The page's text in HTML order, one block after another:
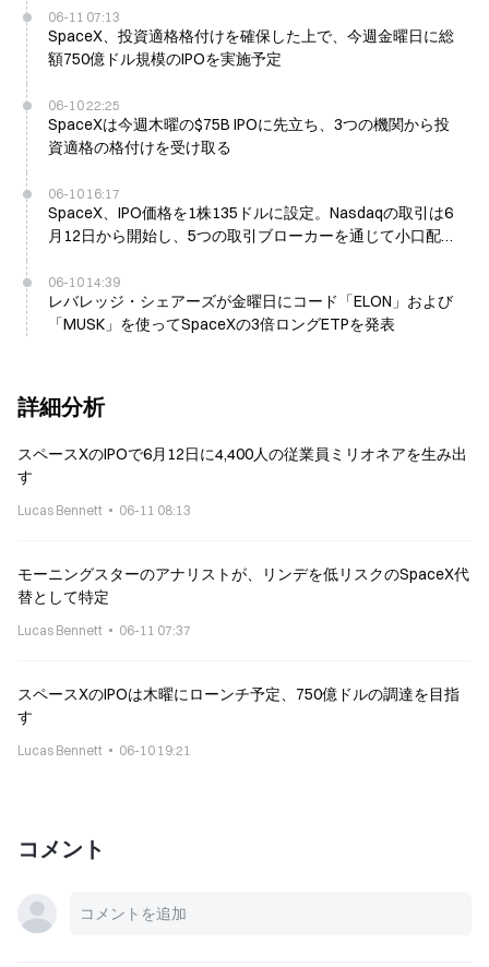
06-11 07:13
SpaceX、投資適格格付けを確保した上で、今週金曜日に総
額750億ドル規模のIPOを実施予定
06-10 22:25
SpaceXは今週木曜の$75B IPOに先立ち、3つの機関から投
資適格の格付けを受け取る
06-10 16:17
SpaceX、IPO価格を1株135ドルに設定。Nasdaqの取引は6
月12日から開始し、5つの取引ブローカーを通じて小口配分
06-10 14:39
レバレッジ・シェアーズが金曜日にコード「ELON」および
「MUSK」を使ってSpaceXの3倍ロングETPを発表
詳細分析
スペースXのIPOで6月12日に4,400人の従業員ミリオネアを生み出
す
Lucas Bennett 06-11 08:13
モーニングスターのアナリストが、リンデを低リスクのSpaceX代
替として特定
Lucas Bennett 06-11 07:37
スペースXのIPOは木曜にローンチ予定、750億ドルの調達を目指
す
Lucas Bennett 06-10 19:21
コメント